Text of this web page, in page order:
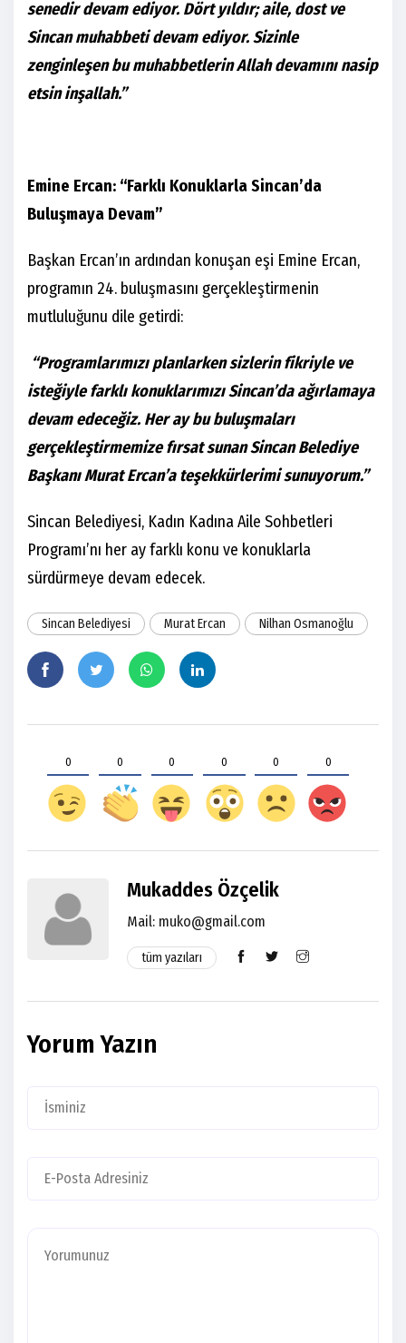
senedir devam ediyor. Dört yıldır; aile, dost ve
Sincan muhabbeti devam ediyor. Sizinle
zenginleşen bu muhabbetlerin Allah devamını nasip
etsin inşallah.”
Emine Ercan: “Farklı Konuklarla Sincan’da
Buluşmaya Devam”
Başkan Ercan’ın ardından konuşan eşi Emine Ercan,
programın 24. buluşmasını gerçekleştirmenin
mutluluğunu dile getirdi:
“Programlarımızı planlarken sizlerin fikriyle ve
isteğiyle farklı konuklarımızı Sincan’da ağırlamaya
devam edeceğiz. Her ay bu buluşmaları
gerçekleştirmemize fırsat sunan Sincan Belediye
Başkanı Murat Ercan’a teşekkürlerimi sunuyorum.”
Sincan Belediyesi, Kadın Kadına Aile Sohbetleri
Programı’nı her ay farklı konu ve konuklarla
sürdürmeye devam edecek.
Sincan Belediyesi Murat Ercan Nilhan Osmanoğlu
0 0 0 0 0 0
Mukaddes Özçelik
Mail: muko@gmail.com
tüm yazıları
Yorum Yazın